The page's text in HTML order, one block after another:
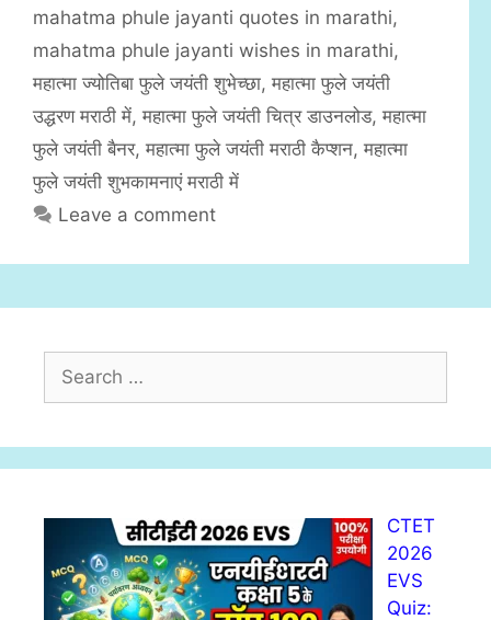
r
i
s
mahatma phule jayanti quotes in marathi,
mahatma phule jayanti wishes in marathi,
महात्मा ज्योतिबा फुले जयंती शुभेच्छा, महात्मा फुले जयंती
उद्धरण मराठी में, महात्मा फुले जयंती चित्र डाउनलोड, महात्मा
फुले जयंती बैनर, महात्मा फुले जयंती मराठी कैप्शन, महात्मा
फुले जयंती शुभकामनाएं मराठी में
Leave a comment
r
c
CTET
2026
EVS
Quiz: